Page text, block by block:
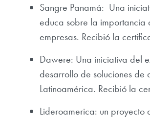
Sangre Panamá: Una
educa sobre la importancia
empresas. Recibió la
Dawere: Una iniciativa del
desarrollo de soluciones de
Latinoamérica. Recibió la
Lideroamerica: un